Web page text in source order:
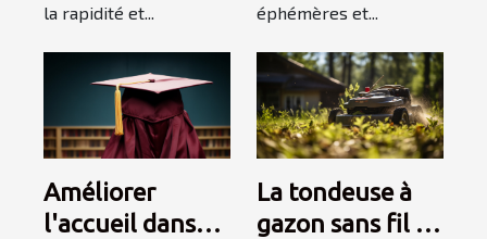
la rapidité et...
éphémères et...
Améliorer
l'accueil dans
La tondeuse à
gazon sans fil :